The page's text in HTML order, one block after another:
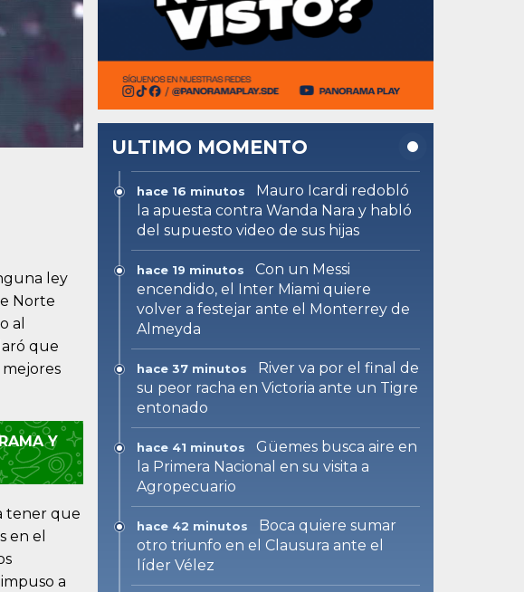
ley
Norte
al
que
mejores
Y
tener que
en el
a
ULTIMO MOMENTO
hace 16 minutos
Mauro Icardi redobló
la apuesta contra Wanda Nara y habló
del supuesto video de sus hijas
hace 19 minutos
Con un Messi
encendido, el Inter Miami quiere
volver a festejar ante el Monterrey de
Almeyda
hace 37 minutos
River va por el final de
su peor racha en Victoria ante un Tigre
entonado
hace 41 minutos
Güemes busca aire en
la Primera Nacional en su visita a
Agropecuario
hace 42 minutos
Boca quiere sumar
otro triunfo en el Clausura ante el
líder Vélez